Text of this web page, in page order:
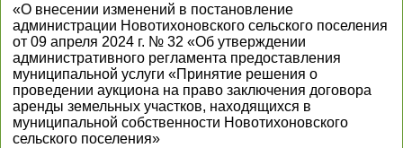
«О внесении изменений в постановление
администрации Новотихоновского сельского поселения
от 09 апреля 2024 г. № 32 «Об утверждении
административного регламента предоставления
муниципальной услуги «Принятие решения о
проведении аукциона на право заключения договора
аренды земельных участков, находящихся в
муниципальной собственности Новотихоновского
сельского поселения»